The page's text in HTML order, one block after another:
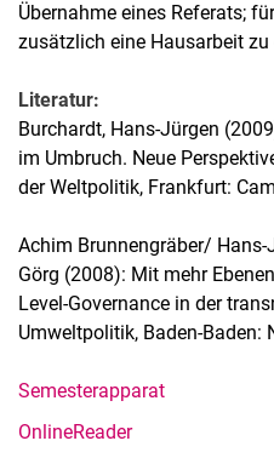
Übernahme eines Referats;
zusätzlich eine Hausarbeit zu
Literatur:
Burchardt, Hans-Jürgen
im Umbruch. Neue
der Weltpolitik, Frankfurt:
Achim Brunnengräber/
Görg (2008): Mit mehr
Level-Governance in der
Umweltpolitik, Baden-Baden:
Semesterapparat
OnlineReader